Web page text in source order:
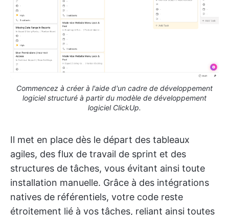
Commencez à créer à l'aide d'un cadre de développement
logiciel structuré à partir du modèle de développement
logiciel ClickUp.
Il met en place dès le départ des tableaux
agiles, des flux de travail de sprint et des
structures de tâches, vous évitant ainsi toute
installation manuelle. Grâce à des intégrations
natives de référentiels, votre code reste
étroitement lié à vos tâches, reliant ainsi toutes